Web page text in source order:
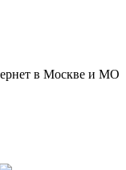
в Москве и МО